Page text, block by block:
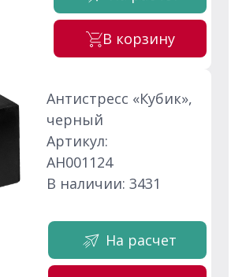
В корзину
Антистресс «Кубик»,
черный
Артикул:
АН001124
В наличии: 3431
На расчет